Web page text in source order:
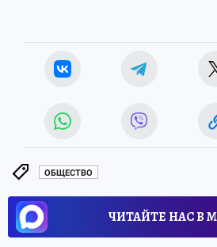
ОБЩЕСТВО
ЧИТАЙТЕ НАС В